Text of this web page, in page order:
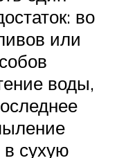
во
или
воды,
в сухую